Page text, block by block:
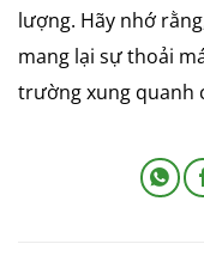
lượng. Hãy nhớ
mang lại sự thoải
trường xung quanh